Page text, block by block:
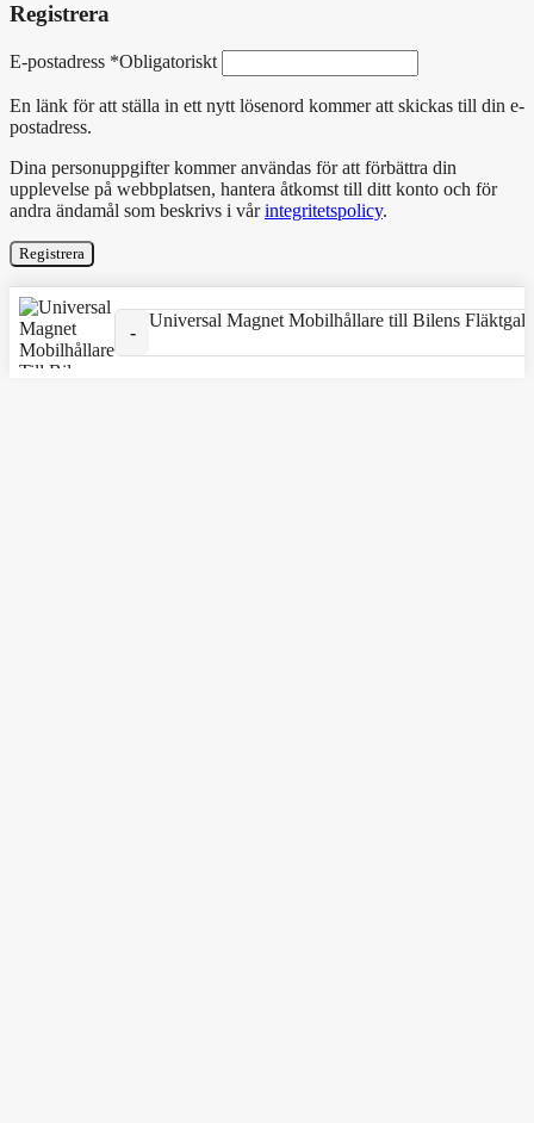
Registrera
E-postadress *Obligatoriskt
En länk för att ställa in ett nytt lösenord kommer att skickas till din e-
postadress.
Dina personuppgifter kommer användas för att förbättra din
upplevelse på webbplatsen, hantera åtkomst till ditt konto och för
andra ändamål som beskrivs i vårintegritetspolicy.
Registrera
Universal Magnet Mobilhållare till Bilens Fläktgaller
Universal Magnet Mobilhållare till Bilens